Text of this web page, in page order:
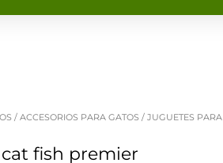
/ ACCESORIOS PARA GATOS / JUGUETES
cat fish premier